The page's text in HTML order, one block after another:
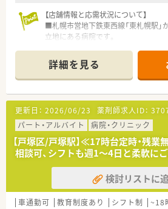
【店舗情報と応需状況について】
■札幌市営地下鉄東西線「東札幌駅」
立地にある病院です。
い業務に関われます。
■薬剤師は常勤12名体制で、チーム
ケアにあたっています。
【やりがい/おすすめポイント】
■悪性腫瘍の専門病院として、抗がん
幅広い薬物療法に携わり、薬剤師とし
できます！
■20代から30代の若手が中心となっ
良い先輩たちとチームワークを大切
る環境です☆
■院内託児所の完備に加え、住宅手当
どの福利厚生が手厚く整っており、
ができます♪
詳細を見る
更新日： 2026/06/23 薬剤師求人ID：
パート・アルバイト
病院・クリニック
【戸塚区/戸塚駅】≪17時台定時・残業
相談可、シフトも週1～4日と柔軟に
検討リストに
車通勤可 教育制度あり シフト制 ~18